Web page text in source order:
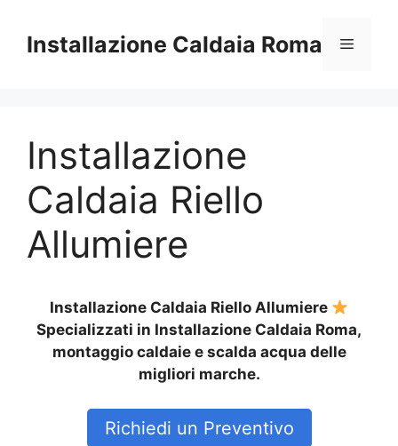
contenuto
Installazione Caldaia Roma Menu
Installazione
Caldaia Riello
Allumiere
Installazione Caldaia Riello Allumiere
Specializzati in Installazione Caldaia Roma,
montaggio caldaie e scalda acqua delle
migliori marche.
Richiedi un Preventivo